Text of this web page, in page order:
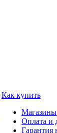
Как купить
Магазины
Оплата и
Гарантия